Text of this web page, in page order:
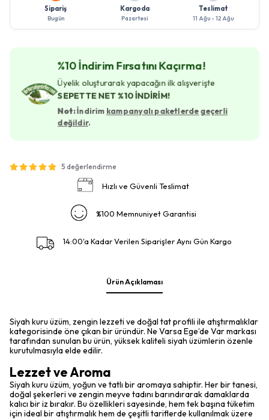
Sipariş
Bugün
Kargoda
Pazartesi
Teslimat
11 Ağu - 12 Ağu
%10 İndirim Fırsatını Kaçırma!
Üyelik oluşturarak yapacağın ilk alışverişte
SEPETTE NET %10 İNDİRİM!
Not:İndirim kampanyalı paketlerde geçerli
değildir.
5 değerlendirme
Hızlı ve Güvenli Teslimat
%100 Memnuniyet Garantisi
14:00'a Kadar Verilen Siparişler Aynı Gün Kargo
Ürün Açıklaması
Siyah kuru üzüm, zengin lezzeti ve doğal tat profili ile atıştırmalıklar
kategorisinde öne çıkan bir üründür. Ne Varsa Ege’de Var markası
tarafından sunulan bu ürün, yüksek kaliteli siyah üzümlerin özenle
kurutulmasıyla elde edilir.
Lezzet ve Aroma
Siyah kuru üzüm, yoğun ve tatlı bir aromaya sahiptir. Her bir tanesi,
doğal şekerleri ve zengin meyve tadını barındırarak damaklarda
kalıcı bir iz bırakır. Bu özellikleri sayesinde, hem tek başına tüketim
için ideal bir atıştırmalık hem de çeşitli tariflerde kullanılmak üzere